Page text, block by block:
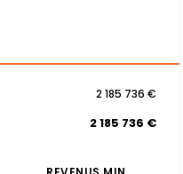
2 185 736 €
2 185 736 €